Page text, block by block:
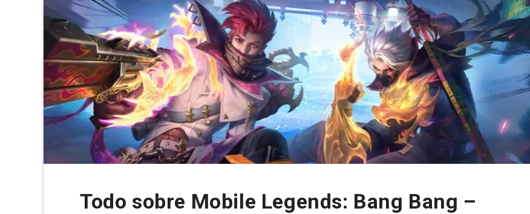
Todo sobre Mobile Legends: Bang Bang –